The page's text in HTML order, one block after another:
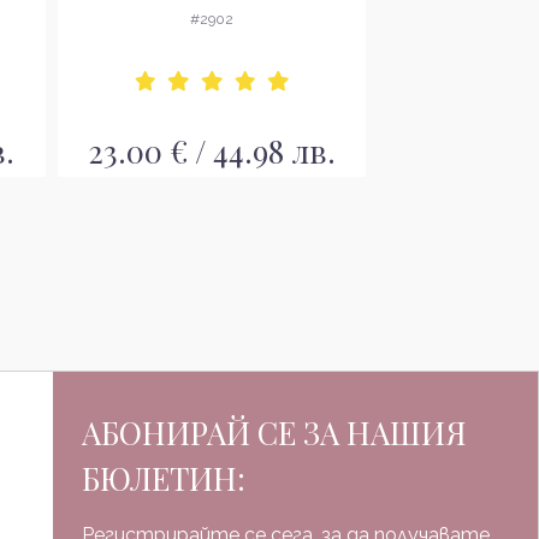
кожа
#2902
23.00 € / 44.98 лв.
АБОНИРАЙ СЕ ЗА НАШИЯ
БЮЛЕТИН:
Регистрирайте се сега, за да получавате